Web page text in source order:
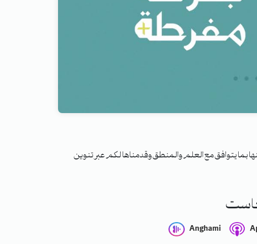
بما يتوافق مع العلم والمنطق وقدمناها لكم عبر تنوين
Anghami